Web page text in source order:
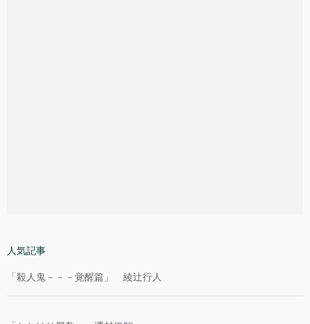
人気記事
「殺人鬼－－－覚醒篇」 綾辻行人